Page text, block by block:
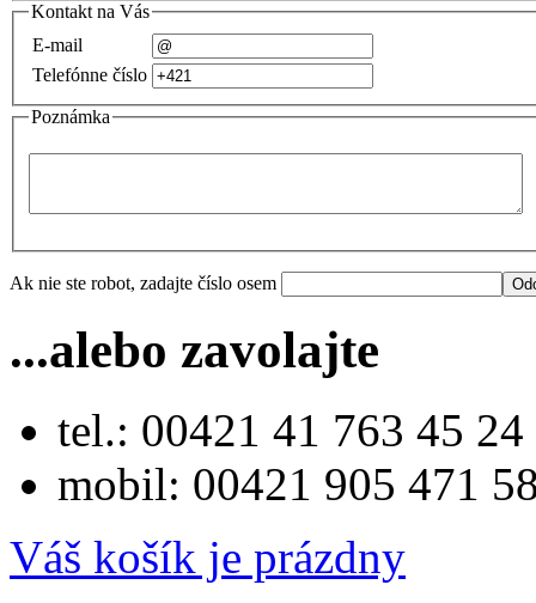
Kontakt na Vás
E-mail
Telefónne číslo
Poznámka
Ak nie ste robot, zadajte číslo osem
...alebo zavolajte
tel.: 00421 41 763 45 24
mobil: 00421 905 471
Váš košík je prázdny